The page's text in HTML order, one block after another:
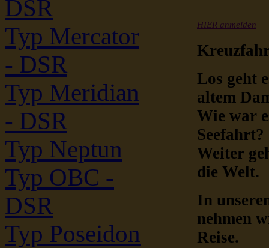
DSR
Typ Mercator
- DSR
Typ Meridian
- DSR
Typ Neptun
Typ OBC -
DSR
Typ Poseidon
HIER anmelden
Los geht
altem
Wie war
Seefahrt?
Weiter
die Welt.
In
nehmen
Reise.